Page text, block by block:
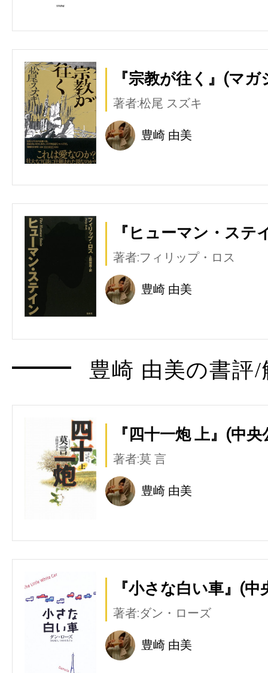
『宗教が往く』(マ
著者:松尾 スズキ
豊崎 由美
『ヒューマン・ステ
著者:フィリップ・ロス
豊崎 由美
豊崎 由美の書評
『四十一炮 上』(中
著者:莫 言
豊崎 由美
『小さな白い車』(中
著者:ダン・ローズ
豊崎 由美